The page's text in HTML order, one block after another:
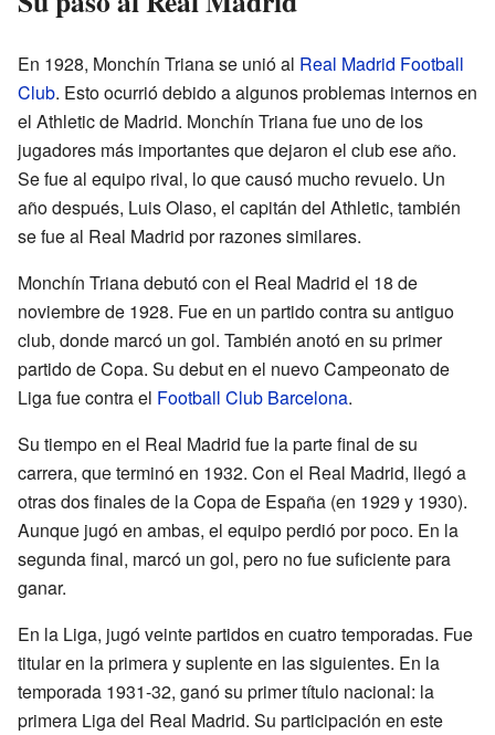
En 1928, Monchín Triana se unió al Real Madrid Football
Club. Esto ocurrió debido a algunos problemas internos en
el Athletic de Madrid. Monchín Triana fue uno de los
jugadores más importantes que dejaron el club ese año.
Se fue al equipo rival, lo que causó mucho revuelo. Un
año después, Luis Olaso, el capitán del Athletic, también
se fue al Real Madrid por razones similares.
Monchín Triana debutó con el Real Madrid el 18 de
noviembre de 1928. Fue en un partido contra su antiguo
club, donde marcó un gol. También anotó en su primer
partido de Copa. Su debut en el nuevo Campeonato de
Liga fue contra el Football Club Barcelona.
Su tiempo en el Real Madrid fue la parte final de su
carrera, que terminó en 1932. Con el Real Madrid, llegó a
otras dos finales de la Copa de España (en 1929 y 1930).
Aunque jugó en ambas, el equipo perdió por poco. En la
segunda final, marcó un gol, pero no fue suficiente para
ganar.
En la Liga, jugó veinte partidos en cuatro temporadas. Fue
titular en la primera y suplente en las siguientes. En la
temporada 1931-32, ganó su primer título nacional: la
primera Liga del Real Madrid. Su participación en este